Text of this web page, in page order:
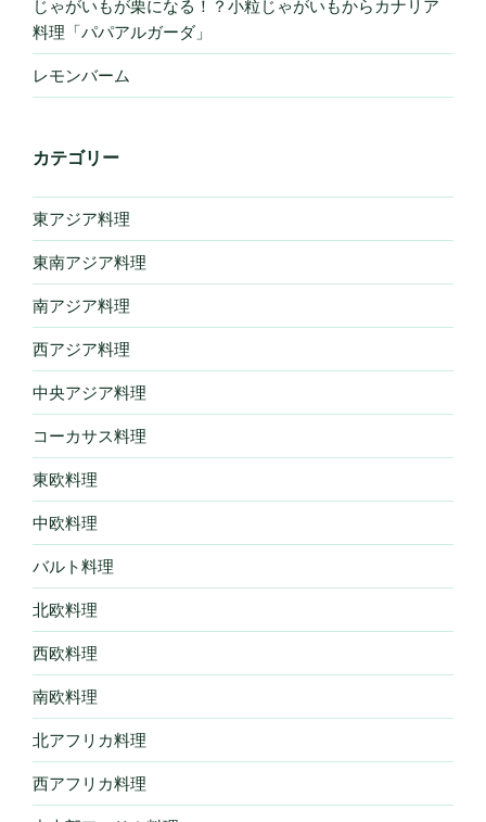
じゃがいもが栗になる！？小粒じゃがいもからカナリア
料理「パパアルガーダ」
レモンバーム
カテゴリー
東アジア料理
東南アジア料理
南アジア料理
西アジア料理
中央アジア料理
コーカサス料理
東欧料理
中欧料理
バルト料理
北欧料理
西欧料理
南欧料理
北アフリカ料理
西アフリカ料理